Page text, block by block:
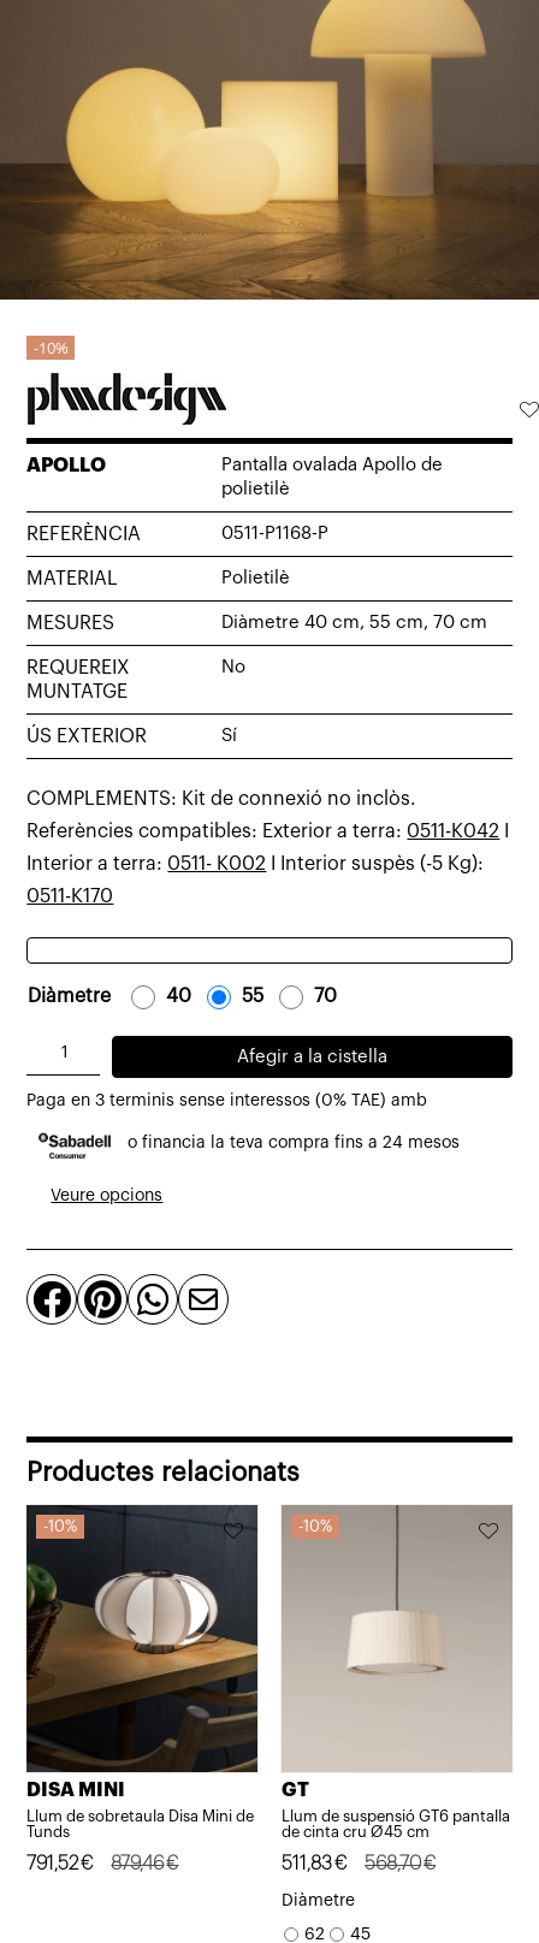
10%
APOLLO
Pantalla ovalada Apollo de
polietilè
REFERÈNCIA 0511-P1168-P
MATERIAL Polietilè
MESURES Diàmetre 40 cm, 55 cm, 70 cm
REQUEREIX
MUNTATGE
No
ÚS EXTERIOR Sí
COMPLEMENTS: Kit de connexió no inclòs.
Referències compatibles: Exterior a terra: 0511-K042
Interior a terra: 0511- K002 I Interior suspès (-5 Kg):
0511-K170
Diàmetre - 40- - 55- - 70-
quantitat
Pantalla
ovalada
polietilè
Afegir a la cistella
Paga en 3 terminis sense interessos (0% TAE) amb
o financia la teva compra fins a 24 mesos
Veure opcions
   
Productes relacionats
10%
DISA MINI
Llum de sobretaula Disa Mini de
Tunds
879,46€
El
791,52€
El
10%
GT
Llum de suspensió GT6 pantalla
de cinta cru Ø45 cm
568,70€
El
preu
original
511,83€
El
preu
actual
Diàmetre
62 45